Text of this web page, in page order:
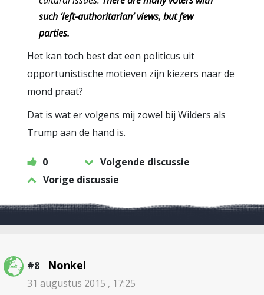
such ‘left-authoritarian’ views, but few
parties.
Het kan toch best dat een politicus uit
opportunistische motieven zijn kiezers naar de
mond praat?
Dat is wat er volgens mij zowel bij Wilders als
Trump aan de hand is.
0
Volgende discussie
Vorige discussie
#8 Nonkel
31 augustus 2015 , 17:25